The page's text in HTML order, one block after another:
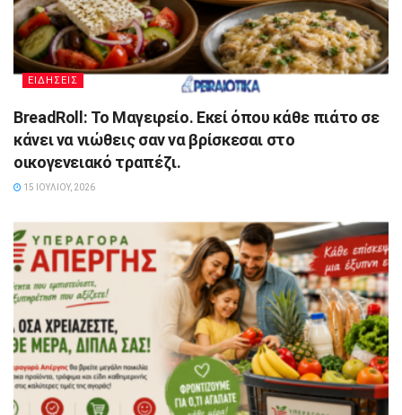
ΕΙΔΗΣΕΙΣ
BreadRoll: Το Μαγειρείο. Εκεί όπου κάθε πιάτο σε
κάνει να νιώθεις σαν να βρίσκεσαι στο
οικογενειακό τραπέζι.
15 ΙΟΥΛΊΟΥ, 2026